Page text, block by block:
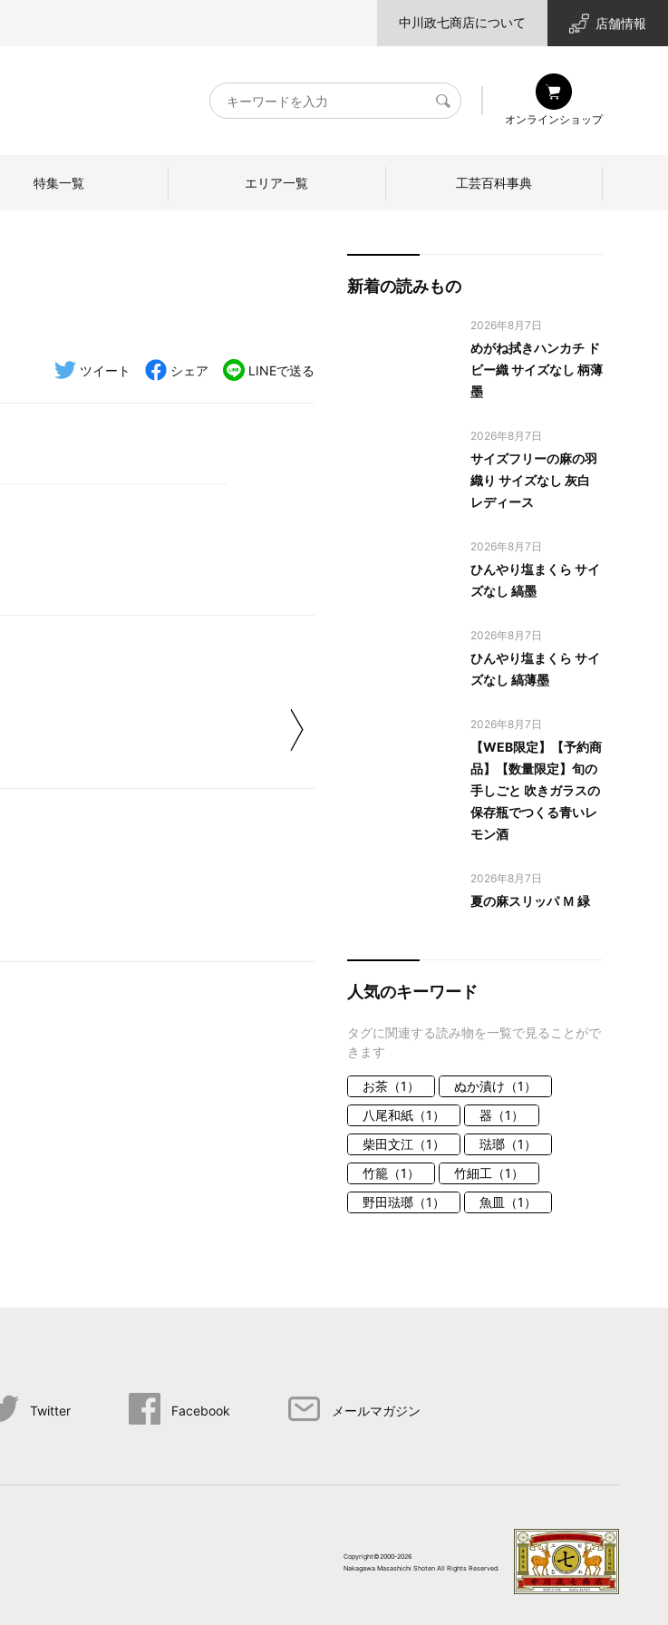
中川政七商店について 店舗情報
キ
ー
検
オンラインショップ
特集一覧 エリア一覧 工芸百科事典
ツイート シェア LINEで送る
新着の読みもの
2026年8月7日
めがね拭きハンカチ ド
ビー織 サイズなし 柄薄
墨
2026年8月7日
サイズフリーの麻の羽
織り サイズなし 灰白
レディース
2026年8月7日
ひんやり塩まくら サイ
ズなし 縞墨
2026年8月7日
ひんやり塩まくら サイ
ズなし 縞薄墨
2026年8月7日
【WEB限定】【予約商
品】【数量限定】旬の
手しごと 吹きガラスの
保存瓶でつくる青いレ
モン酒
2026年8月7日
夏の麻スリッパ Ｍ 緑
人気のキーワード
タグに関連する読み物を一覧で見ることがで
きます
お茶（1）
ぬか漬け（1）
八尾和紙（1）
器（1）
柴田文江（1）
琺瑯（1）
竹籠（1）
竹細工（1）
野田琺瑯（1）
魚皿（1）
Twitter Facebook メールマガジン
Copyright©2000-2026
Nakagawa Masashichi Shoten All Rights Reserved.